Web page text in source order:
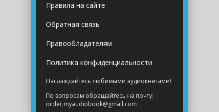
Правила на сайте
Обратная связь
Правообладателям
Политика конфиденциальности
Наслаждайтесь любимыми аудиокнигами!
По вопросам обращайтесь на почту:
order.myaudiobook@gmail.com